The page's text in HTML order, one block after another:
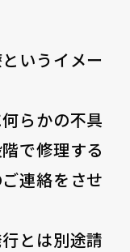
いうイメー
らかの不具
で修理する
連絡をさせ
とは別途請